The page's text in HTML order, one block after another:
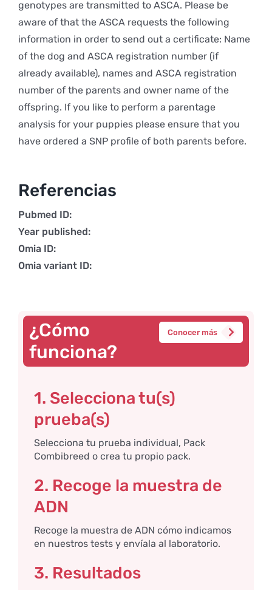
genotypes are transmitted to ASCA. Please be
aware of that the ASCA requests the following
information in order to send out a certificate: Name
of the dog and ASCA registration number (if
already available), names and ASCA registration
number of the parents and owner name of the
offspring. If you like to perform a parentage
analysis for your puppies please ensure that you
have ordered a SNP profile of both parents before.
Referencias
Pubmed ID:
Year published:
Omia ID:
Omia variant ID:
¿Cómo
funciona?
Conocer más
1. Selecciona tu(s)
prueba(s)
Selecciona tu prueba individual, Pack
Combibreed o crea tu propio pack.
2. Recoge la muestra de
ADN
Recoge la muestra de ADN cómo indicamos
en nuestros tests y envíala al laboratorio.
3. Resultados